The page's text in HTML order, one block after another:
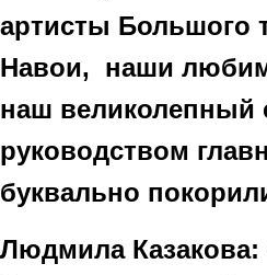
артисты Большого
Навои, наши
наш великолепный
руководством
буквально
Людмила Казакова: